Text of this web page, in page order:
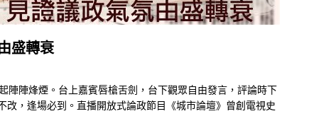
盛轉衰
陣陣烽煙。台上嘉賓唇槍舌劍，台下觀眾自由發言，評論時下
，逢場必到。直播開放式論政節目《城市論壇》曾創電視史